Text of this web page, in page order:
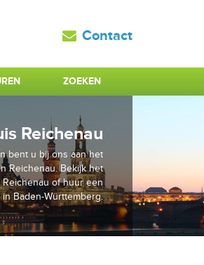
Contact
ZOEKEN
Reichenau
bent u bij ons aan het
Reichenau. Bekijk het
of huur een
Baden-Württemberg.